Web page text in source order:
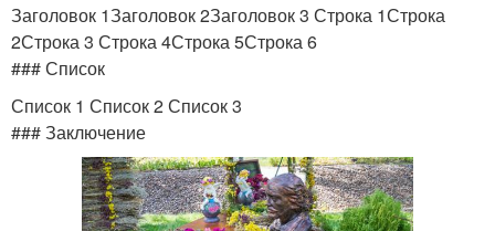
Заголовок 1Заголовок 2Заголовок 3 Строка 1Строка
2Строка 3 Строка 4Строка 5Строка 6
### Список
Список 1 Список 2 Список 3
### Заключение